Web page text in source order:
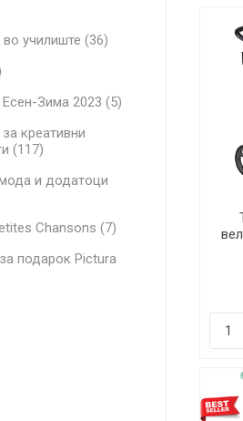
училиште (36)
Зима 2023 (5)
креативни
(117)
и додатоци
Chansons (7)
подарок Pictura